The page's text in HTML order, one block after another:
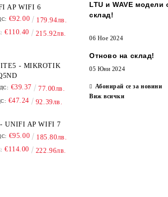
AP WIFI 6
€92.00 179.94лв.
€110.40 215.92лв.
- MIKROTIK
€39.37 77.00лв.
€47.24 92.39лв.
U7 LITE - UNIFI AP WIFI 7
€95.00 185.80лв.
€114.00 222.96лв.
LTU и WAVE модели
склад!
06 Ное 2024
Отново на склад!
05 Юни 2024
Абонирай се за новини
Виж всички